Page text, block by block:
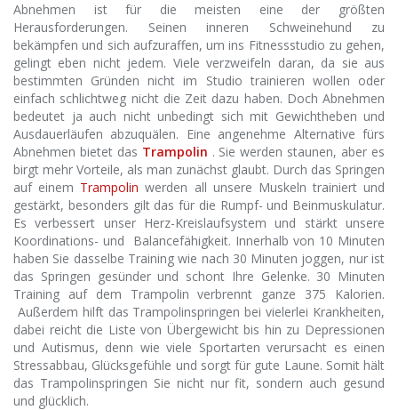
Abnehmen ist für die meisten eine der größten
Herausforderungen. Seinen inneren Schweinehund zu
bekämpfen und sich aufzuraffen, um ins Fitnessstudio zu gehen,
gelingt eben nicht jedem. Viele verzweifeln daran, da sie aus
bestimmten Gründen nicht im Studio trainieren wollen oder
einfach schlichtweg nicht die Zeit dazu haben. Doch Abnehmen
bedeutet ja auch nicht unbedingt sich mit Gewichtheben und
Ausdauerläufen abzuquälen. Eine angenehme Alternative fürs
Abnehmen bietet das Trampolin . Sie werden staunen, aber es
birgt mehr Vorteile, als man zunächst glaubt. Durch das Springen
auf einem Trampolin werden all unsere Muskeln trainiert und
gestärkt, besonders gilt das für die Rumpf- und Beinmuskulatur.
Es verbessert unser Herz-Kreislaufsystem und stärkt unsere
Koordinations- und Balancefähigkeit. Innerhalb von 10 Minuten
haben Sie dasselbe Training wie nach 30 Minuten joggen, nur ist
das Springen gesünder und schont Ihre Gelenke. 30 Minuten
Training auf dem Trampolin verbrennt ganze 375 Kalorien.
Außerdem hilft das Trampolinspringen bei vielerlei Krankheiten,
dabei reicht die Liste von Übergewicht bis hin zu Depressionen
und Autismus, denn wie viele Sportarten verursacht es einen
Stressabbau, Glücksgefühle und sorgt für gute Laune. Somit hält
das Trampolinspringen Sie nicht nur fit, sondern auch gesund
und glücklich.